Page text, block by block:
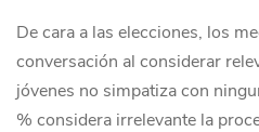
De cara a las elecciones, los
conversación al considerar
jóvenes no simpatiza con
% considera irrelevante la